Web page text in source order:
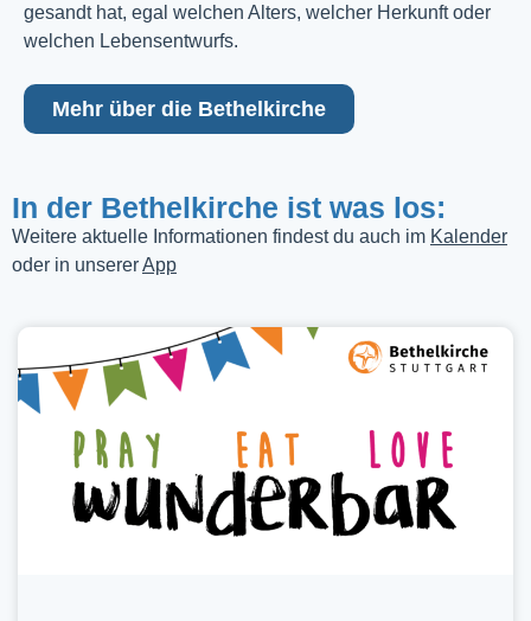
gesandt hat, egal welchen Alters, welcher Herkunft oder
welchen Lebensentwurfs.
Mehr über die Bethelkirche
In der Bethelkirche ist was los:
Weitere aktuelle Informationen findest du auch im Kalender
oder in unsererApp